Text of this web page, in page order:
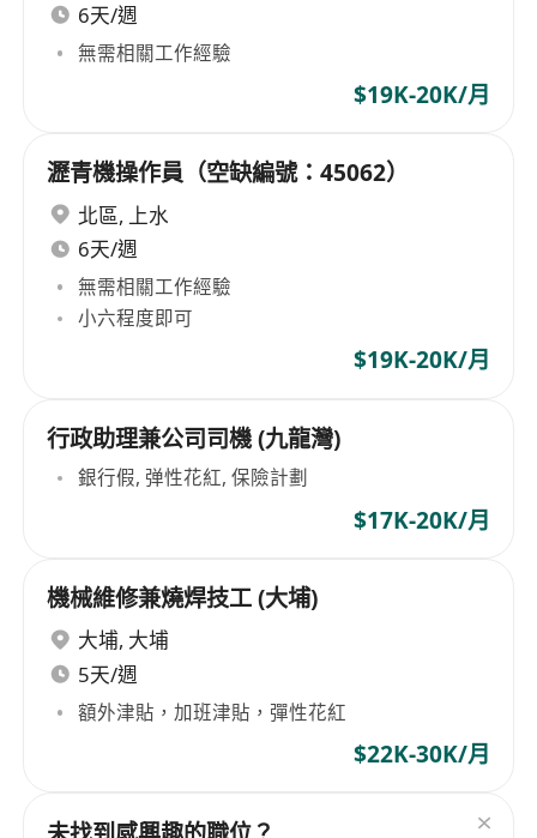
6天/週
無需相關工作經驗
$19K-20K/月
瀝青機操作員（空缺編號：45062）
北區, 上水
6天/週
無需相關工作經驗
小六程度即可
$19K-20K/月
行政助理兼公司司機 (九龍灣)
銀行假, 弹性花紅, 保險計劃
$17K-20K/月
機械維修兼燒焊技工 (大埔)
大埔, 大埔
5天/週
額外津貼，加班津貼，彈性花紅
$22K-30K/月